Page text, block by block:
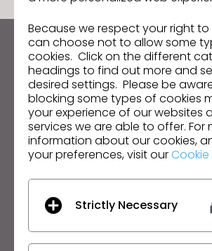
Restez informé des actualités de
Découvrez les nouveautés, les
ressources et bien plus encore.
Adresse mail
J'accepteles conditions générales
supplémentaires de CLOetla politique de
Français
Produit Solution
Because we respect your right
can choose not to allow some
cookies. Click on the different
headings to find out more and
desired settings. Please be
blocking some types of cookies
your experience of our websites
services we are able to offer. For
information about our cookies,
your preferences, visit ourCookie
Strictly Necessary